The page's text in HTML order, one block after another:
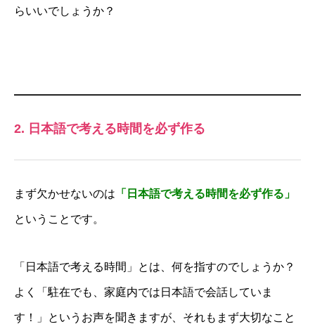
らいいでしょうか？
2. 日本語で考える時間を必ず作る
まず欠かせないのは 「日本語で考える時間を必ず作る」
ということです。
「日本語で考える時間」とは、何を指すのでしょうか？
よく「駐在でも、家庭内では日本語で会話していま
す！」というお声を聞きますが、それもまず大切なこと